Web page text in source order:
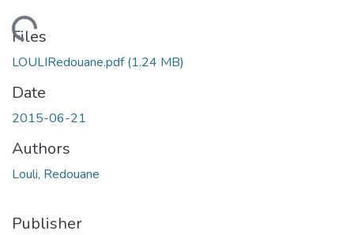
Loading...
Files
LOULIRedouane.pdf(1.24 MB)
Date
2015-06-21
Authors
Louli, Redouane
Publisher